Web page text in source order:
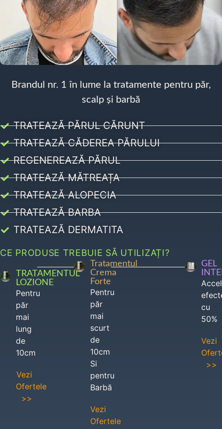
Brandul nr. 1 în lume la tratamente pentru păr,
scalp și barbă
TRATEAZĂ PĂRUL CĂRUNT
TRATEAZĂ CĂDEREA PĂRULUI
REGENEREAZĂ PĂRUL
TRATEAZĂ MĂTREAȚA
TRATEAZĂ ALOPECIA
TRATEAZĂ BARBA
TRATEAZĂ DERMATITA
CE PRODUSE TREBUIE SĂ UTILIZAȚI?
TRATAMENTUL
LOZIONE
Pentru
păr
mai
lung
de
10cm
Vezi
Ofertele
>>
Tratamentul
Crema
Forte
Pentru
păr
mai
scurt
de
10cm
Si
pentru
Barbă
Vezi
Ofertele
GEL
cu
50%
Vezi
>>